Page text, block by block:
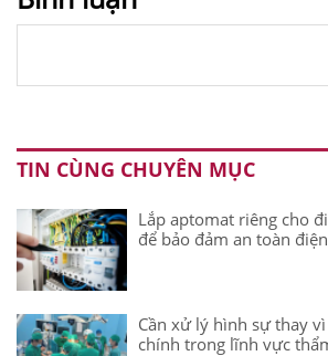
TIN CÙNG CHUYÊN MỤC
Lắp aptomat riêng cho
để bảo đảm an toàn
Cần xử lý hình sự thay
chính trong lĩnh vực